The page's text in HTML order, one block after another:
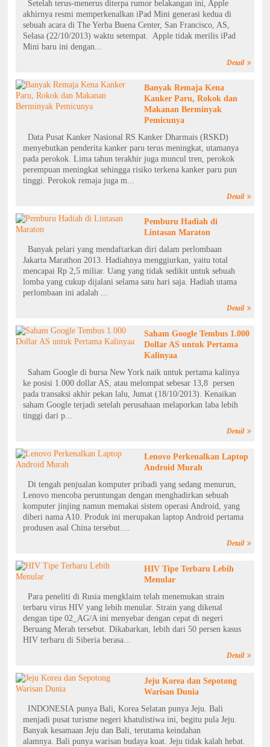
Setelah terus-menerus diterpa rumor belakangan ini, Apple
akhirnya resmi memperkenalkan iPad Mini generasi kedua di
sebuah acara di The Yerba Buena Center, San Francisco, AS,
Selasa (22/10/2013) waktu setempat. Apple tidak merilis iPad
Mini baru ini dengan...
Detail
Banyak Remaja Kena
Kanker Paru, Rokok dan
Makanan Berminyak
Pemicunya
Data Pusat Kanker Nasional RS Kanker Dharmais (RSKD)
menyebutkan penderita kanker paru terus meningkat, utamanya
pada perokok. Lima tahun terakhir juga muncul tren, perokok
perempuan meningkat sehingga risiko terkena kanker paru pun
tinggi. Perokok remaja juga m...
Detail
Pemburu Hadiah di
Lintasan Maraton
Banyak pelari yang mendaftarkan diri dalam perlombaan
Jakarta Marathon 2013. Hadiahnya menggiurkan, yaitu total
mencapai Rp 2,5 miliar. Uang yang tidak sedikit untuk sebuah
lomba yang cukup dijalani selama satu hari saja. Hadiah utama
perlombaan ini adalah ...
Detail
Saham Google Tembus 1.000
Dollar AS untuk Pertama
Kalinyaa
Saham Google di bursa New York naik untuk pertama kalinya
ke posisi 1.000 dollar AS, atau melompat sebesar 13,8 persen
pada transaksi akhir pekan lalu, Jumat (18/10/2013). Kenaikan
saham Google terjadi setelah perusahaan melaporkan laba lebih
tinggi dari p...
Detail
Lenovo Perkenalkan Laptop
Android Murah
Di tengah penjualan komputer pribadi yang sedang menurun,
Lenovo mencoba peruntungan dengan menghadirkan sebuah
komputer jinjing namun memakai sistem operasi Android, yang
diberi nama A10. Produk ini merupakan laptop Android pertama
produsen asal China tersebut....
Detail
HIV Tipe Terbaru Lebih
Menular
Para peneliti di Rusia mengklaim telah menemukan strain
terbaru virus HIV yang lebih menular. Strain yang dikenal
dengan tipe 02_AG/A ini menyebar dengan cepat di negeri
Beruang Merah tersebut. Dikabarkan, lebih dari 50 persen kasus
HIV terbaru di Siberia berasa...
Detail
Jeju Korea dan Sepotong
Warisan Dunia
INDONESIA punya Bali, Korea Selatan punya Jeju. Bali
menjadi pusat turisme negeri khatulistiwa ini, begitu pula Jeju.
Banyak kesamaan Jeju dan Bali, terutama keindahan
alamnya. Bali punya warisan budaya kuat. Jeju tidak kalah hebat.